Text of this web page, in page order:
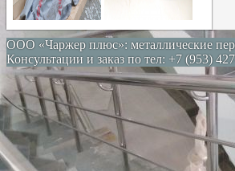
ООО «Чаржер плюс»: металлические
Консультации и заказ по тел: +7 (953)